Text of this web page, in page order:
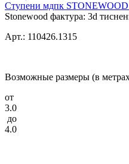
Ступени мдпк
Stonewood фактура: 3d
Арт.: 110426.1315
Возможные размеры (в
от
3.0
до
4.0